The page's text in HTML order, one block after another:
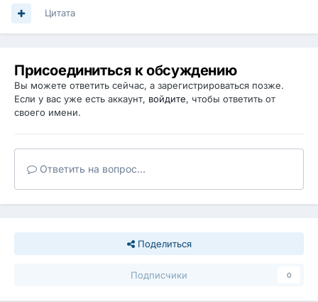
Цитата
Присоединиться к обсуждению
Вы можете ответить сейчас, а зарегистрироваться позже.
Если у вас уже есть аккаунт, войдите, чтобы ответить от
своего имени.
Ответить на вопрос...
Поделиться
Подписчики 0